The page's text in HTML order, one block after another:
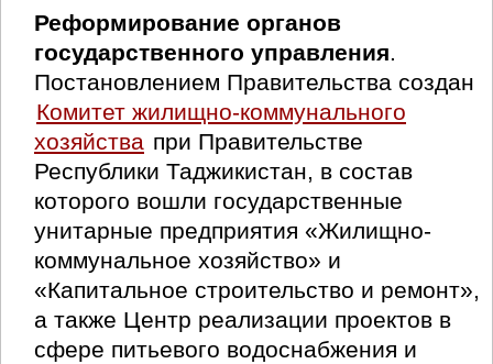
Реформирование органов
государственного управления.
Постановлением Правительства создан
Комитет жилищно-коммунального
хозяйства при Правительстве
Республики Таджикистан, в состав
которого вошли государственные
унитарные предприятия «Жилищно-
коммунальное хозяйство» и
«Капитальное строительство и ремонт»,
а также Центр реализации проектов в
сфере питьевого водоснабжения и